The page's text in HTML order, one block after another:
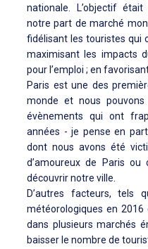
nationale. L’objectif
notre part de marché
fidélisant les touristes qui
maximisant les impacts
pour l’emploi ; en
Paris est une des
monde et nous
évènements qui ont
années - je pense en
dont nous avons été
d’amoureux de Paris ou
découvrir notre ville.
D’autres facteurs, tels
météorologiques en
dans plusieurs marchés
baisser le nombre de